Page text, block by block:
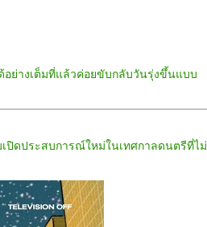
ย่างเต็มที่แล้วค่อยขับกลับวันรุ่งขึ้นแบบ
เปิดประสบการณ์ใหม่ในเทศกาลดนตรีที่ไม่